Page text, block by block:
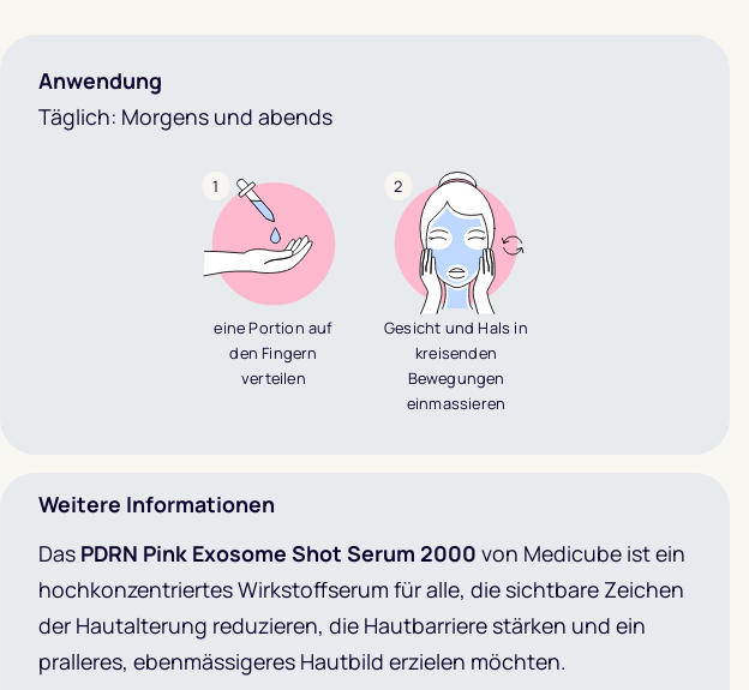
Anwendung
Täglich: Morgens und abends
1
eine Portion auf
den Fingern
verteilen
2
Gesicht und Hals in
kreisenden
Bewegungen
einmassieren
Weitere Informationen
Das PDRN Pink Exosome Shot Serum 2000 von Medicube ist ein
hochkonzentriertes Wirkstoffserum für alle, die sichtbare Zeichen
der Hautalterung reduzieren, die Hautbarriere stärken und ein
pralleres, ebenmässigeres Hautbild erzielen möchten.